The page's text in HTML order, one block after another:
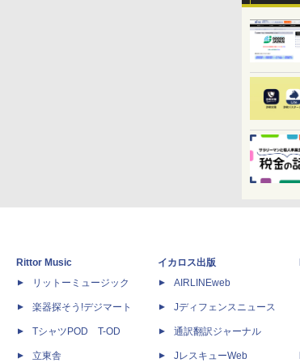
Rittor Music
リットーミュージック
楽器探そう!デジマート
TシャツPOD T-OD
立東舎
イカロス出版
AIRLINEweb
Jディフェンスニュース
通訳翻訳ジャーナル
JレスキューWeb